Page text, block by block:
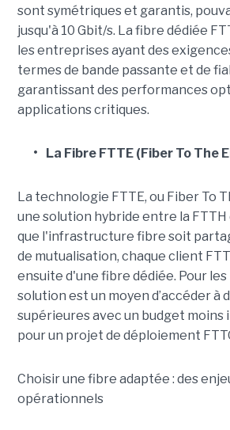
sont symétriques et garantis,
jusqu'à 10 Gbit/s. La fibre dédiée
les entreprises ayant des
termes de bande passante et de
garantissant des performances
applications critiques.
• La Fibre FTTE (Fiber To The
La technologie FTTE, ou Fiber To
une solution hybride entre la FTTH
que l'infrastructure fibre soit
de mutualisation, chaque client
ensuite d'une fibre dédiée. Pour
solution est un moyen d’accéder à
supérieures avec un budget moins
pour un projet de déploiement
Choisir une fibre adaptée : des
opérationnels